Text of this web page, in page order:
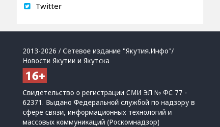
Twitter
2013-2026 / Сетевое издание "Якутия.Инфо"/
Новости Якутии и Якутска
Свидетельство о регистрации СМИ ЭЛ № ФС 77 -
62371. Выдано Федеральной службой по надзору в
сфере связи, информационных технологий и
массовых коммуникаций (Роскомнадзор)